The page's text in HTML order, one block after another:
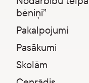
bēniņi”
Pakalpojumi
Pasākumi
Skolām